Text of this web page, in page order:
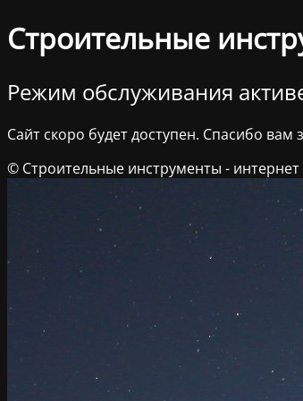
Строительные
Режим обслуживания
Сайт скоро будет доступен. Спасибо вам
© Строительные инструменты -